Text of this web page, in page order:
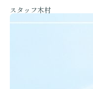
注意点まとめ
スタッフ木村